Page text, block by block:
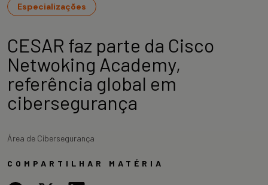
Especializações
CESAR faz parte da Cisco
Netwoking Academy,
referência global em
cibersegurança
Área de Cibersegurança
COMPARTILHAR MATÉRIA